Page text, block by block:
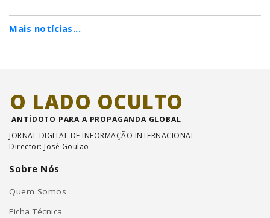
Mais notícias...
O LADO OCULTO
ANTÍDOTO PARA A PROPAGANDA GLOBAL
JORNAL DIGITAL DE INFORMAÇÃO INTERNACIONAL
Director: José Goulão
Sobre Nós
Quem Somos
Ficha Técnica